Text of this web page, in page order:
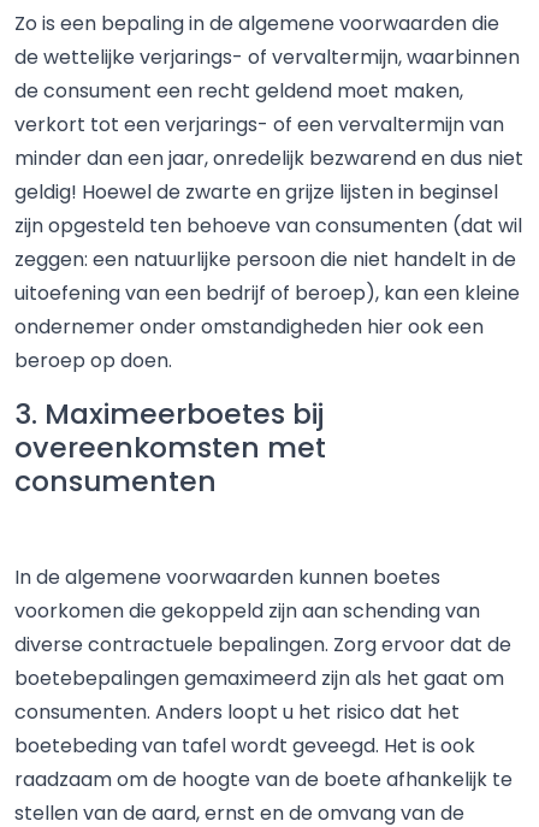
Zo is een bepaling in de algemene voorwaarden die
de wettelijke verjarings- of vervaltermijn, waarbinnen
de consument een recht geldend moet maken,
verkort tot een verjarings- of een vervaltermijn van
minder dan een jaar, onredelijk bezwarend en dus niet
geldig! Hoewel de zwarte en grijze lijsten in beginsel
zijn opgesteld ten behoeve van consumenten (dat wil
zeggen: een natuurlijke persoon die niet handelt in de
uitoefening van een bedrijf of beroep), kan een kleine
ondernemer onder omstandigheden hier ook een
beroep op doen.
3. Maximeerboetes bij
overeenkomsten met
consumenten
In de algemene voorwaarden kunnen boetes
voorkomen die gekoppeld zijn aan schending van
diverse contractuele bepalingen. Zorg ervoor dat de
boetebepalingen gemaximeerd zijn als het gaat om
consumenten. Anders loopt u het risico dat het
boetebeding van tafel wordt geveegd. Het is ook
raadzaam om de hoogte van de boete afhankelijk te
stellen van de aard, ernst en de omvang van de